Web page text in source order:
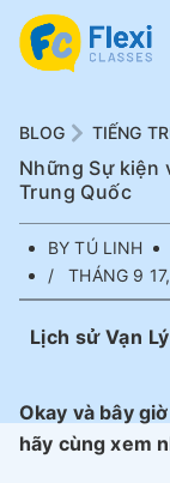
BLOG TIẾNG
Những Sự kiện
Trung Quốc
BY TÚ LINH
THÁNG 9
Lịch sử Vạn
Okay và bây
hãy cùng xem